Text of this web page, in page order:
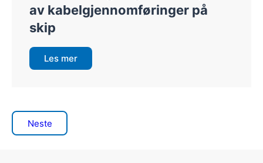
av kabelgjennomføringer på
skip
Les mer
Neste